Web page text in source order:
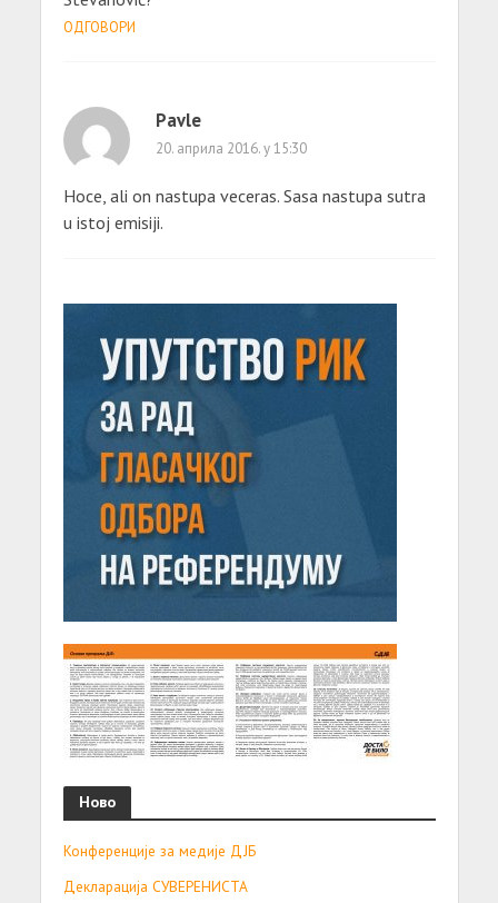
ОДГОВОРИ
Pavle
20. априла 2016. у 15:30
Hoce, ali on nastupa veceras. Sasa nastupa sutra
u istoj emisiji.
Ново
Конференције за медије ДЈБ
Декларација СУВЕРЕНИСТА